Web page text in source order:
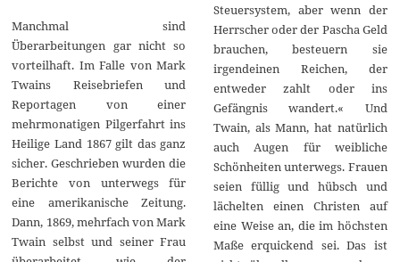
Manchmal sind
Überarbeitungen gar nicht so
vorteilhaft. Im Falle von Mark
Twains Reisebriefen und
Reportagen von einer
mehrmonatigen Pilgerfahrt ins
Heilige Land 1867 gilt das ganz
sicher. Geschrieben wurden die
Berichte von unterwegs für
eine amerikanische Zeitung.
Dann, 1869, mehrfach von Mark
Twain selbst und seiner Frau
Steuersystem, aber wenn der
Herrscher oder der Pascha Geld
brauchen, besteuern sie
irgendeinen Reichen, der
entweder zahlt oder ins
Gefängnis wandert.« Und
Twain, als Mann, hat natürlich
auch Augen für weibliche
Schönheiten unterwegs. Frauen
seien füllig und hübsch und
lächelten einen Christen auf
eine Weise an, die im höchsten
Maße erquickend sei. Das ist